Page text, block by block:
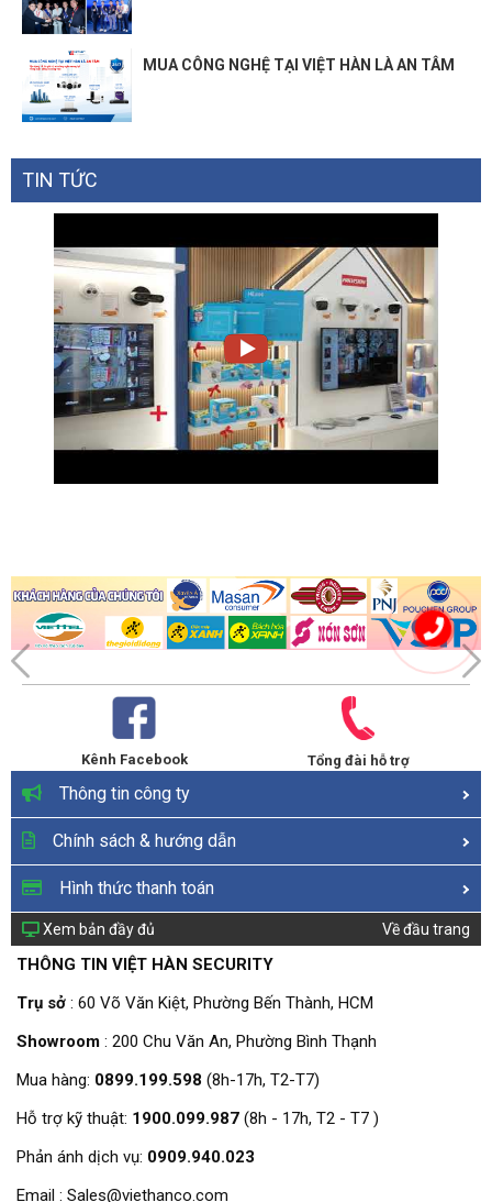
MUA CÔNG NGHỆ TẠI VIỆT HÀN LÀ AN TÂM
TIN TỨC
Kênh Facebook Tổng đài hỗ trợ
Thông tin công ty
Chính sách & hướng dẫn
Hình thức thanh toán
Xem bản đầy đủ Về đầu trang
THÔNG TIN VIỆT HÀN SECURITY
Trụ sở : 60 Võ Văn Kiệt, Phường Bến Thành, HCM
Showroom : 200 Chu Văn An, Phường Bình Thạnh
Mua hàng: 0899.199.598 (8h-17h, T2-T7)
Hỗ trợ kỹ thuật: 1900.099.987 (8h - 17h, T2 - T7 )
Phản ánh dịch vụ: 0909.940.023
Email : Sales@viethanco.com